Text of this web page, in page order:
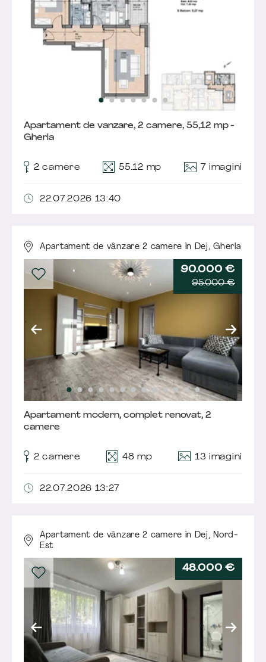
Apartament de vanzare, 2 camere, 55,12 mp -
Gherla
2 camere 55.12 mp 7 imagini
22.07.2026 13:40
Apartament de vânzare 2 camere în Dej,Gherla
90.000 €
95.000 €
Apartament modern, complet renovat, 2
camere
2 camere 48 mp 13 imagini
22.07.2026 13:27
Apartament de vânzare 2 camere în Dej, Nord-
Est
48.000 €